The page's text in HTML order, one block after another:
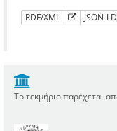
RDF/XML JSON-LD
Το τεκμήριο παρέχεται